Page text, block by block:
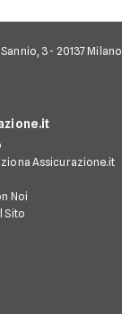
3 - 20137 Milano
Assicurazione.it
Noi
Sito